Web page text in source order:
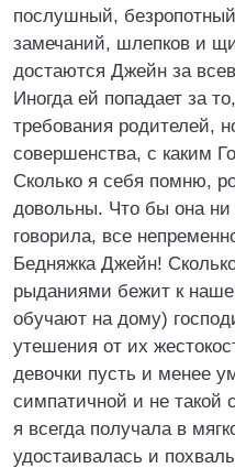
послушный,
замечаний, шлепков и
достаются Джейн за
Иногда ей попадает за
требования родителей,
совершенства, с каким
Сколько я себя помню,
довольны. Что бы она
говорила, все
Бедняжка Джейн!
рыданиями бежит к
обучают на дому)
утешения от их
девочки пусть и менее
симпатичной и не такой
я всегда получала в
удостаивалась и